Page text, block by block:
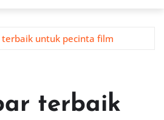
untuk pecinta film
terbaik